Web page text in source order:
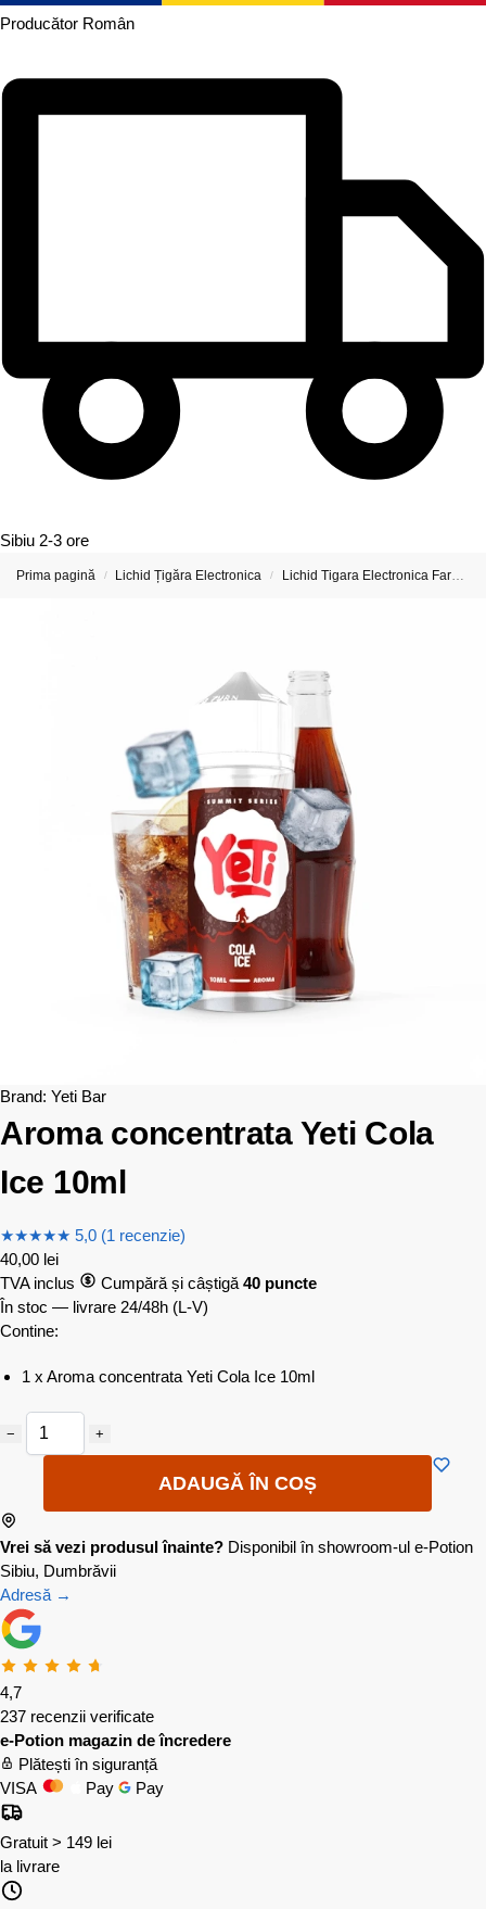
Producător Român
Sibiu 2-3 ore
Prima pagină / Lichid Țigăra Electronica / Lichid Tigara Electronica Fara Nicotina
Brand: Yeti Bar
Aroma concentrata Yeti Cola
Ice 10ml
★★★★★ 5,0 (1 recenzie)
40,00 lei
TVA inclus
Cumpără și câștigă 40 puncte
În stoc — livrare 24/48h (L-V)
Contine:
1 x Aroma concentrata Yeti Cola Ice 10ml
− +
ADAUGĂ ÎN COȘ
Vrei să vezi produsul înainte? Disponibil în showroom-ul e-Potion
Sibiu, Dumbrăvii
Adresă →
4,7
237 recenzii verificate
e-Potion magazin de încredere
Plătești în siguranță
VISA
Pay Pay
Gratuit > 149 lei
la livrare